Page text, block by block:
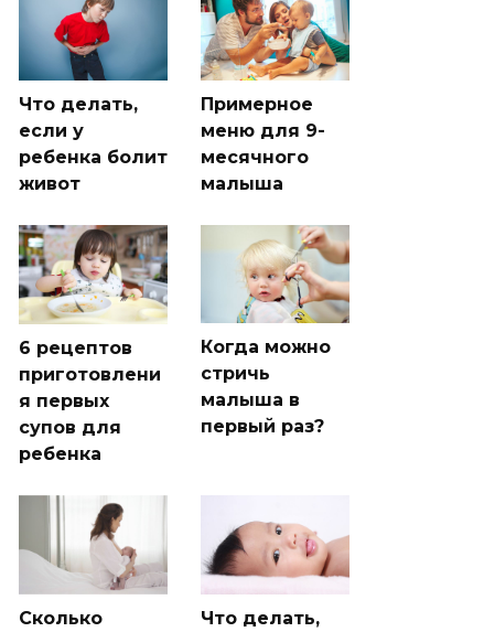
Что делать,
если у
ребенка болит
живот
Примерное
меню для 9-
месячного
малыша
6 рецептов
приготовлени
я первых
супов для
ребенка
Когда можно
стричь
малыша в
первый раз?
Сколько
Что делать,